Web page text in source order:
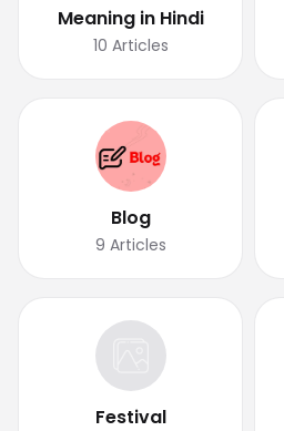
Meaning in Hindi
10 Articles
Blog
9 Articles
Festival